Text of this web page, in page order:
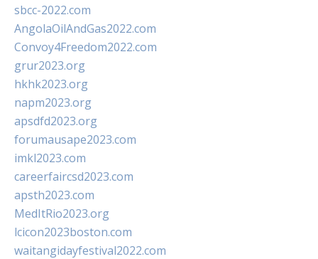
sbcc-2022.com
AngolaOilAndGas2022.com
Convoy4Freedom2022.com
grur2023.org
hkhk2023.org
napm2023.org
apsdfd2023.org
forumausape2023.com
imkl2023.com
careerfaircsd2023.com
apsth2023.com
MedItRio2023.org
lcicon2023boston.com
waitangidayfestival2022.com